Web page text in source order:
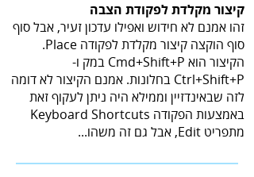
קיצור מקלדת לפקודת הצבה
זהו אמנם לא חידוש ואפילו עדכון זעיר, אבל סוף
סוף הוקצה קיצור מקלדת לפקודה Place.
הקיצור הוא Cmd+Shift+P במק ו-
Ctrl+Shift+P בחלונות. אמנם הקיצור לא דומה
לזה שבאינדזיין וממילא היה ניתן לעקוף זאת
באמצעות הפקודה Keyboard Shortcuts
מתפריט Edit, אבל גם זה משהו...